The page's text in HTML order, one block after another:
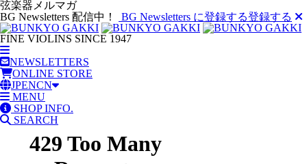
弦楽器メルマガ
BG Newsletters 配信中！
BG Newsletters に登録する登録する
FINE VIOLINS SINCE 1947
NEWSLETTERS
ONLINE STORE
JPENCN
MENU
SHOP INFO.
SEARCH